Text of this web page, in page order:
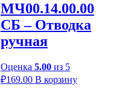
МЧ00.14.00.00
СБ – Отводка
ручная
Оценка 5.00из 5
₽169.00 В корзину